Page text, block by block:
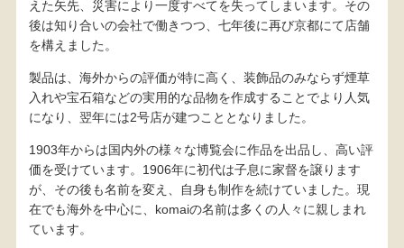
えた矢先、災害により一度すべてを失ってしまいます。その
後は知り合いの会社で働きつつ、七年後に再び京都にて店舗
を構えました。
製品は、海外からの評価が特に高く、装飾品のみならず煙草
入れや宝石箱などの実用的な品物を作成することでより人気
になり、翌年には2号店が建つこととなりました。
1903年からは国内外の様々な博覧会に作品を出品し、高い評
価を受けています。1906年に初代は子息に家督を譲ります
が、その後も名前を変え、自身も制作を続けていました。現
在でも海外を中心に、komaiの名前は多くの人々に親しまれ
ています。